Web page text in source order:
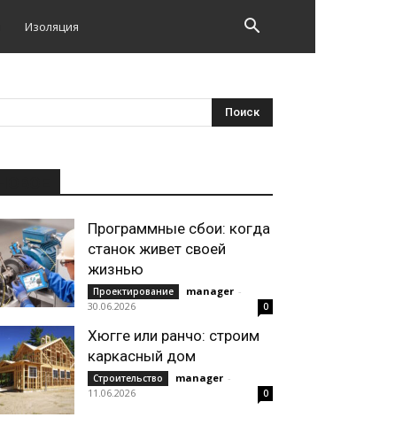
Изоляция
Программные сбои: когда
станок живет своей
жизнью
Проектирование manager -
30.06.2026
0
Хюгге или ранчо: строим
каркасный дом
Строительство manager -
11.06.2026
0